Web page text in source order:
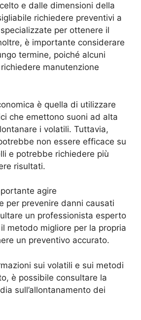
e dalle dimensioni della
richiedere preventivi a
per ottenere il
è importante considerare
termine, poiché alcuni
manutenzione
è quella di utilizzare
che emettono suoni ad alta
i volatili. Tuttavia,
non essere efficace su
e potrebbe richiedere più
risultati.
agire
per prevenire danni causati
un professionista esperto
metodo migliore per la propria
un preventivo accurato.
sui volatili e sui metodi
è possibile consultare la
sull’allontanamento dei